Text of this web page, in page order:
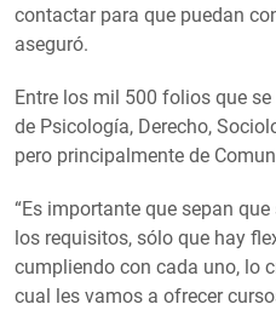
contactar para que puedan
aseguró.
Entre los mil 500 folios que
de Psicología, Derecho,
pero principalmente de
“Es importante que sepan
los requisitos, sólo que hay
cumpliendo con cada uno, lo
cual les vamos a ofrecer